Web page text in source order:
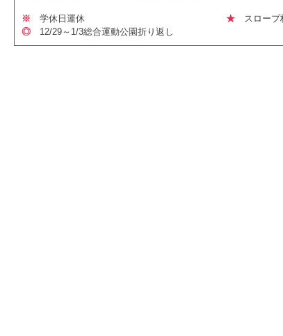
※ 学休日運休
◎ 12/29～1/3総合運動公園折り返し
★ スロープ